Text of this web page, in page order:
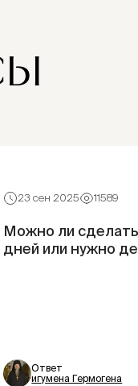
23 сен 2025 11589
Можно ли
дней или нужно
Ответ
игумена Гермогена